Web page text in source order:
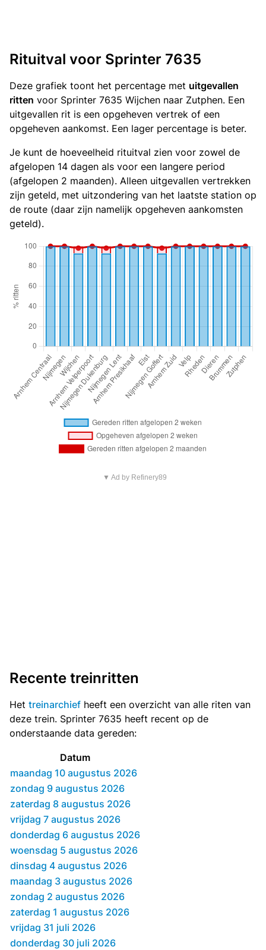
Rituitval voor Sprinter 7635
Deze grafiek toont het percentage met uitgevallen
ritten voor Sprinter 7635 Wijchen naar Zutphen. Een
uitgevallen rit is een opgeheven vertrek of een
opgeheven aankomst. Een lager percentage is beter.
Je kunt de hoeveelheid rituitval zien voor zowel de
afgelopen 14 dagen als voor een langere period
(afgelopen 2 maanden). Alleen uitgevallen vertrekken
zijn geteld, met uitzondering van het laatste station op
de route (daar zijn namelijk opgeheven aankomsten
geteld).
▼ Ad by Refinery89
Recente treinritten
Het treinarchief heeft een overzicht van alle riten van
deze trein. Sprinter 7635 heeft recent op de
onderstaande data gereden:
Datum
maandag 10 augustus 2026
zondag 9 augustus 2026
zaterdag 8 augustus 2026
vrijdag 7 augustus 2026
donderdag 6 augustus 2026
woensdag 5 augustus 2026
dinsdag 4 augustus 2026
maandag 3 augustus 2026
zondag 2 augustus 2026
zaterdag 1 augustus 2026
vrijdag 31 juli 2026
donderdag 30 juli 2026